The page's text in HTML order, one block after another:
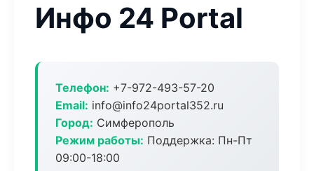
Инфо 24 Portal
Телефон: +7-972-493-57-20
Email: info@info24portal352.ru
Город: Симферополь
Режим работы: Поддержка: Пн-Пт
09:00-18:00